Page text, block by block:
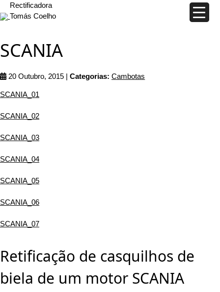
Rectificadora
Tomás Coelho
SCANIA
20 Outubro, 2015 |Categorias:Cambotas
SCANIA_01
SCANIA_02
SCANIA_03
SCANIA_04
SCANIA_05
SCANIA_06
SCANIA_07
Retificação de casquilhos de
biela de um motor SCANIA